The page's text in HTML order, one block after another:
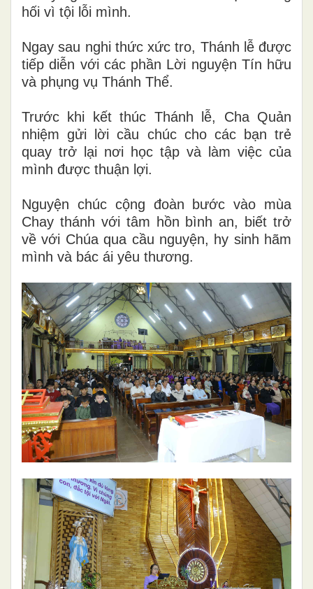
hối vì tội lỗi mình.
Ngay sau nghi thức xức tro, Thánh lễ được
tiếp diễn với các phần Lời nguyện Tín hữu
và phụng vụ Thánh Thể.
Trước khi kết thúc Thánh lễ, Cha Quản
nhiệm gửi lời cầu chúc cho các bạn trẻ
quay trở lại nơi học tập và làm việc của
mình được thuận lợi.
Nguyện chúc cộng đoàn bước vào mùa
Chay thánh với tâm hồn bình an, biết trở
về với Chúa qua cầu nguyện, hy sinh hãm
mình và bác ái yêu thương.